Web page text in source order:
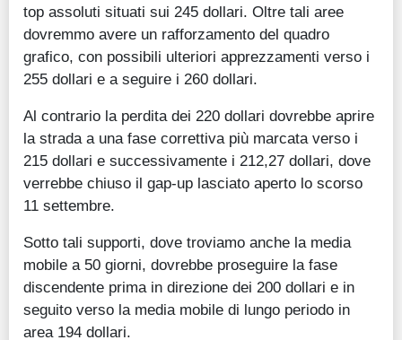
top assoluti situati sui 245 dollari. Oltre tali aree
dovremmo avere un rafforzamento del quadro
grafico, con possibili ulteriori apprezzamenti verso i
255 dollari e a seguire i 260 dollari.
Al contrario la perdita dei 220 dollari dovrebbe aprire
la strada a una fase correttiva più marcata verso i
215 dollari e successivamente i 212,27 dollari, dove
verrebbe chiuso il gap-up lasciato aperto lo scorso
11 settembre.
Sotto tali supporti, dove troviamo anche la media
mobile a 50 giorni, dovrebbe proseguire la fase
discendente prima in direzione dei 200 dollari e in
seguito verso la media mobile di lungo periodo in
area 194 dollari.